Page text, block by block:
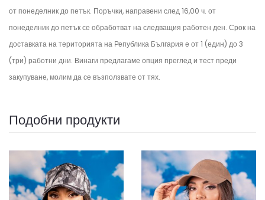
от понеделник до петък. Поръчки, направени след 16,00 ч. от
понеделник до петък се обработват на следващия работен ден. Срок на
доставката на територията на Република България е от 1 (един) до 3
(три) работни дни. Винаги предлагаме опция преглед и тест преди
закупуване, молим да се възползвате от тях.
Подобни продукти